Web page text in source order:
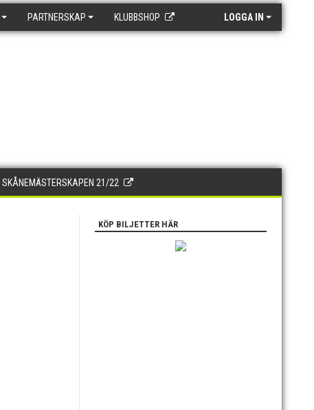
PARTNERSKAP KLUBBSHOP LOGGA IN
SKÅNEMÄSTERSKAPEN 21/22
KÖP BILJETTER HÄR